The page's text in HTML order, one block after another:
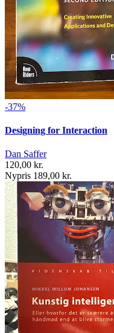
-37%
Designing for Interaction
Dan Saffer
120,00 kr.
Nypris 189,00 kr.